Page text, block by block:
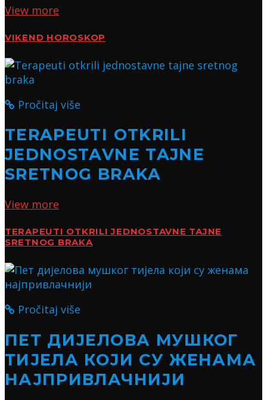
View more
VIKEND HOROSKOP
Pročitaj više
TERAPEUTI OTKRILI
JEDNOSTAVNE TAJNE
SRETNOG BRAKA
View more
TERAPEUTI OTKRILI JEDNOSTAVNE TAJNE
SRETNOG BRAKA
Pročitaj više
ПЕТ ДИЈЕЛОВА МУШКОГ
ТИЈЕЛА КОЈИ СУ ЖЕНАМА
НАЈПРИВЛАЧНИЈИ